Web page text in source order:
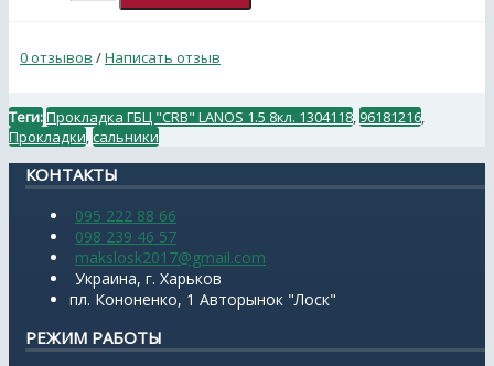
0 отзывов /Написать отзыв
Теги:Прокладка ГБЦ "CRB" LANOS 1.5 8кл. 1304118 96181216
Прокладки сальники
КОНТАКТЫ
095 222 88 66
098 239 46 57
makslosk2017@gmail.com
Украина, г. Харьков
пл. Кононенко, 1 Авторынок "Лоск"
РЕЖИМ РАБОТЫ